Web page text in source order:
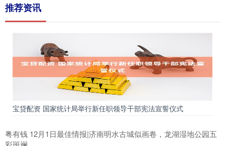
推荐资讯
宝贷配资 国家统计局举行新任职领导干部宪法宣誓仪式
粤有钱 12月1日最佳情报|济南明水古城似画卷，龙湖湿地公园五